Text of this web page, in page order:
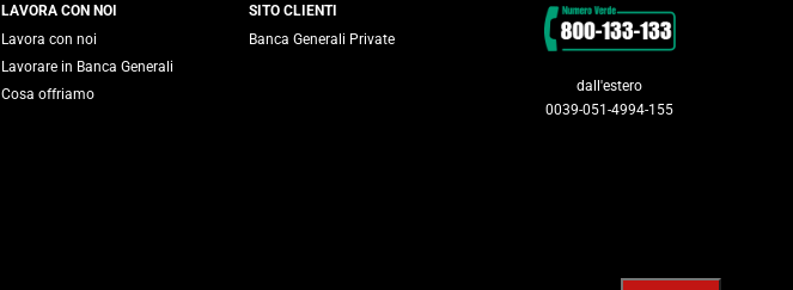
LAVORA CON NOI
Lavora con noi
Lavorare in Banca Generali
Cosa offriamo
SITO CLIENTI
Banca Generali Private
Contatti
dall'estero
0039-051-4994-155